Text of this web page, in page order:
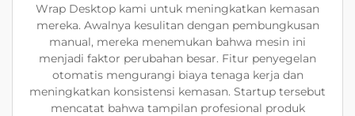
Wrap Desktop kami untuk meningkatkan kemasan
mereka. Awalnya kesulitan dengan pembungkusan
manual, mereka menemukan bahwa mesin ini
menjadi faktor perubahan besar. Fitur penyegelan
otomatis mengurangi biaya tenaga kerja dan
meningkatkan konsistensi kemasan. Startup tersebut
mencatat bahwa tampilan profesional produk